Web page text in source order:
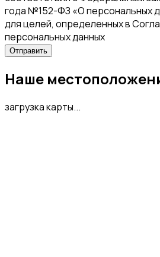
года №152-ФЗ «О персональных
для целей, определенных в
персональных данных
Наше
загрузка карты...